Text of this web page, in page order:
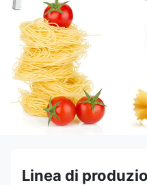
Linea di